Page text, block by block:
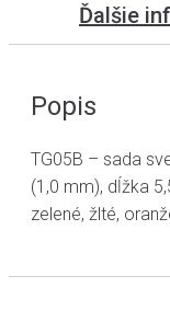
Ďalšie
Popis
TG05B – sada
(1,0 mm), dĺžka
zelené, žlté,